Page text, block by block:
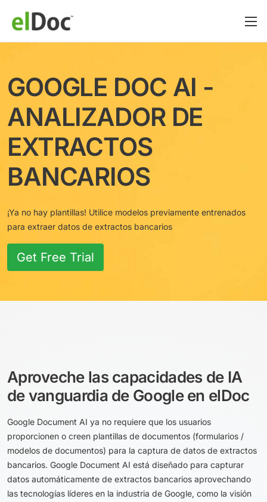
GOOGLE DOC AI -
ANALIZADOR DE
EXTRACTOS
BANCARIOS
¡Ya no hay plantillas! Utilice modelos previamente entrenados
para extraer datos de extractos bancarios
Get Free Trial
Aproveche las capacidades de IA
de vanguardia de Google en elDoc
Google Document AI ya no requiere que los usuarios
proporcionen o creen plantillas de documentos (formularios /
modelos de documentos) para la captura de datos de extractos
bancarios. Google Document AI está diseñado para capturar
datos automáticamente de extractos bancarios aprovechando
las tecnologías líderes en la industria de Google, como la visión